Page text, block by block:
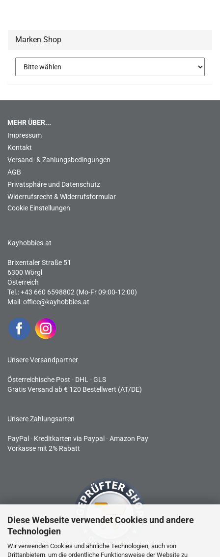
Diese Webseite verwendet Cookies und andere
Technologien
Wir verwenden Cookies und ähnliche Technologien, auch von
Drittanbietern, um die ordentliche Funktionsweise der Website zu
Marken Shop
MEHR ÜBER...
Impressum
Kontakt
Versand- & Zahlungsbedingungen
AGB
Privatsphäre und Datenschutz
Widerrufsrecht & Widerrufsformular
Cookie Einstellungen
Kayhobbies.at
Brixentaler Straße 51
6300 Wörgl
Österreich
Tel.: +43 660 6598802 (Mo-Fr 09:00-12:00)
Mail:office@kayhobbies.at
Unsere Versandpartner
Österreichische Post - DHL -GLS
Gratis Versand ab € 120 Bestellwert (AT/DE)
Unsere Zahlungsarten
PayPal - Kreditkarten via Paypal -Amazon Pay
Vorkasse mit 2% Rabatt